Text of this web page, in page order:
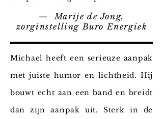
— Marije de Jong,
zorginstelling Buro Energiek
Michael heeft een serieuze aanpak
met juiste humor en lichtheid. Hij
bouwt echt aan een band en breidt
dan zijn aanpak uit. Sterk in de